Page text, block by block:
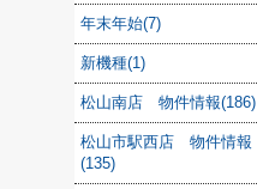
年末年始(7)
新機種(1)
松山南店 物件情報(186)
松山市駅西店 物件情報
(135)